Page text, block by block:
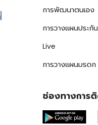
การพัฒนาตนเอง
การวางแผนประกัน
Live
การวางแผนมรดก
ช่องทางการ